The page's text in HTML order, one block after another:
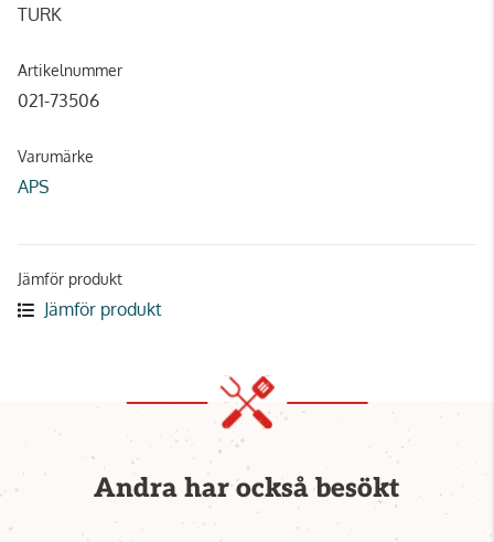
TURK
Artikelnummer
021-73506
Varumärke
APS
Jämför produkt
Jämför produkt
Andra har också besökt